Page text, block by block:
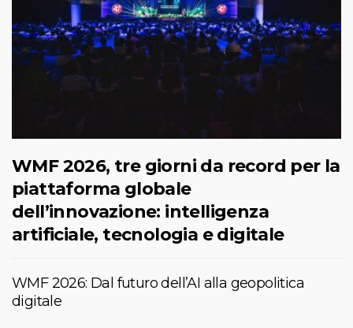
WMF 2026, tre giorni da record per la
piattaforma globale
dell’innovazione: intelligenza
artificiale, tecnologia e digitale
WMF 2026: Dal futuro dell’AI alla geopolitica
digitale